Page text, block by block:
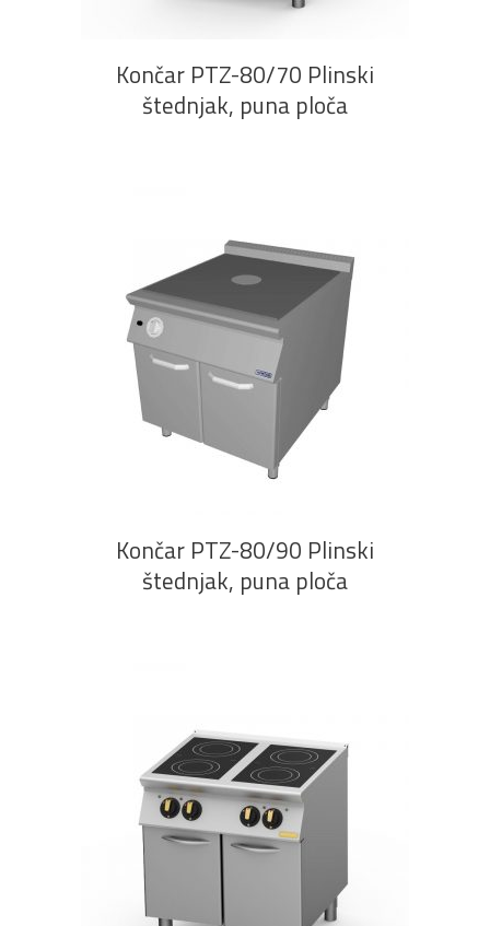
Končar PTZ-80/70 Plinski
štednjak, puna ploča
PROČITAJ VIŠE
Končar PTZ-80/90 Plinski
štednjak, puna ploča
PROČITAJ VIŠE